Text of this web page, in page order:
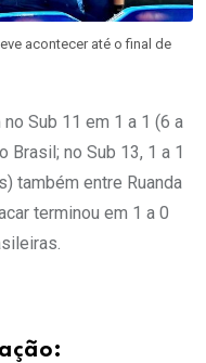
acontecer até o final de
Sub 11 em 1 a 1 (6 a
Brasil; no Sub 13, 1 a 1
também entre Ruanda
terminou em 1 a 0